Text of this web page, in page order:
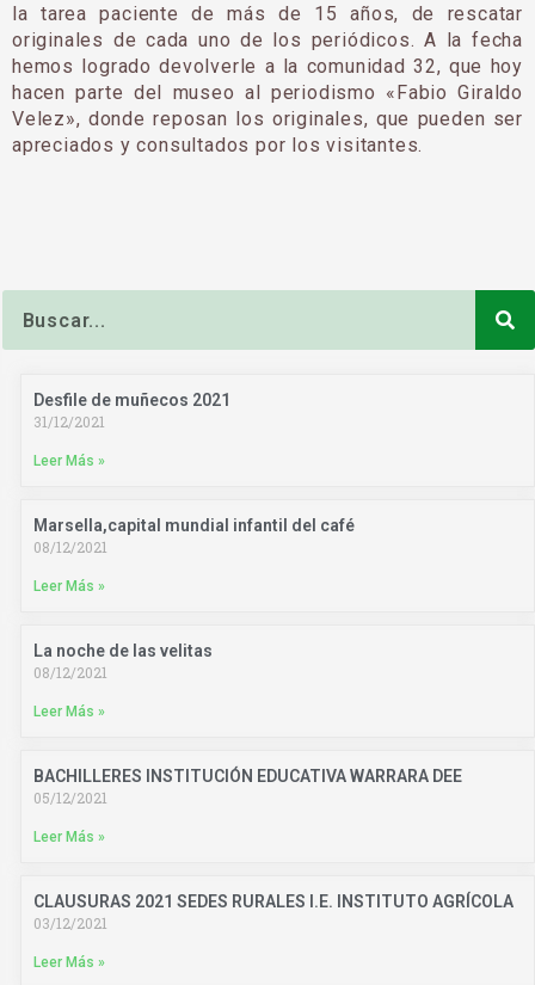
la tarea paciente de más de 15 años, de rescatar
originales de cada uno de los periódicos. A la fecha
hemos logrado devolverle a la comunidad 32, que hoy
hacen parte del museo al periodismo «Fabio Giraldo
Velez», donde reposan los originales, que pueden ser
apreciados y consultados por los visitantes.
Desfile de muñecos 2021
31/12/2021
Leer Más »
Marsella,capital mundial infantil del café
08/12/2021
Leer Más »
La noche de las velitas
08/12/2021
Leer Más »
BACHILLERES INSTITUCIÓN EDUCATIVA WARRARA DEE
05/12/2021
Leer Más »
CLAUSURAS 2021 SEDES RURALES I.E. INSTITUTO AGRÍCOLA
03/12/2021
Leer Más »